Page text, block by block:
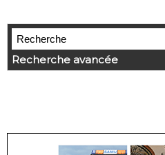
Recherche avancée